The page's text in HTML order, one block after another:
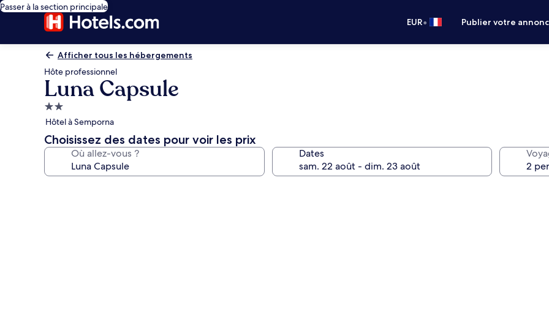
Passer à la section principale
EUR• Publier votre
Afficher tous les hébergements
Hôte professionnel
Luna Capsule
Hébergement
2.0 étoiles
Hôtel à Semporna
Choisissez des dates pour voir les prix
Où allez-vous ? Dates